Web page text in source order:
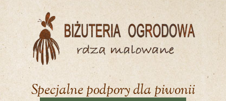
Specjalne podpory dla piwonii